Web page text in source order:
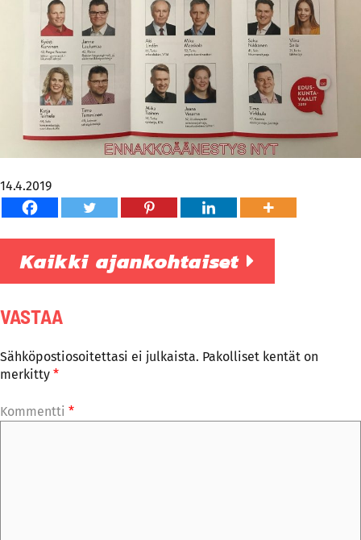
14.4.2019
Kaikki ajankohtaiset
VASTAA
Sähköpostiosoitettasi ei julkaista. Pakolliset kentät on
merkitty *
Kommentti *